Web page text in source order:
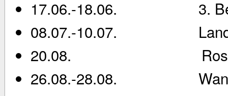
17.06.-18.06. 3.
08.07.-10.07.
20.08. Rostocker
26.08.-28.08.